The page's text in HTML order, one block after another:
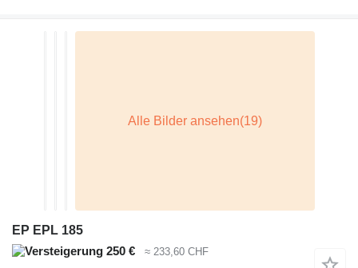
EP EPL 185
250 €
≈ 233,60 CHF